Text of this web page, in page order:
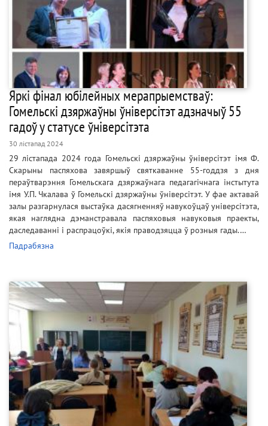
Яркі фінал юбілейных мерапрыемстваў:
Гомельскі дзяржаўны ўніверсітэт адзначыў 55
гадоў у статусе ўніверсітэта
30 лістапад 2024
29 лістапада 2024 года Гомельскі дзяржаўны ўніверсітэт імя Ф.
Скарыны паспяхова завяршыў святкаванне 55-годдзя з дня
пераўтварэння Гомельскага дзяржаўнага педагагічнага інстытута
імя У.П. Чкалава ў Гомельскі дзяржаўны ўніверсітэт. У фае актавай
залы разгарнулася выстаўка дасягненняў навукоўцаў універсітэта,
якая наглядна дэманстравала паспяховыя навуковыя праекты,
даследаванні і распрацоўкі, якія праводзяцца ў розныя гады.…
Падрабязна